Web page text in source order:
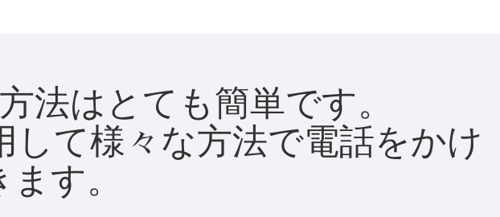
法はとても簡単です。
て様々な方法で電話をかけ
す。